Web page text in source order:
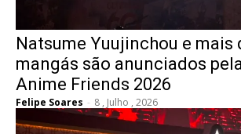
Natsume Yuujinchou e mais
mangás são anunciados
Anime Friends 2026
Felipe Soares - 8 , Julho , 2026